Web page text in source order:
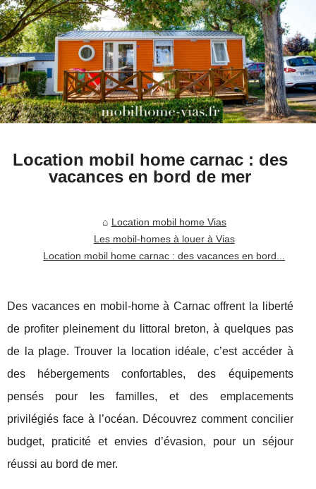
Location mobil home carnac : des
vacances en bord de mer
Location mobil home Vias
Les mobil-homes à louer à Vias
Location mobil home carnac : des vacances en bord...
Des vacances en mobil-home à Carnac offrent la liberté
de profiter pleinement du littoral breton, à quelques pas
de la plage. Trouver la location idéale, c’est accéder à
des hébergements confortables, des équipements
pensés pour les familles, et des emplacements
privilégiés face à l’océan. Découvrez comment concilier
budget, praticité et envies d’évasion, pour un séjour
réussi au bord de mer.